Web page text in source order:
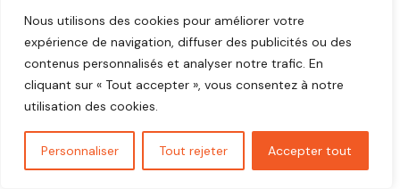
Nous utilisons des cookies pour améliorer votre
expérience de navigation, diffuser des publicités ou des
contenus personnalisés et analyser notre trafic. En
cliquant sur « Tout accepter », vous consentez à notre
utilisation des cookies.
Personnaliser Tout rejeter Accepter tout